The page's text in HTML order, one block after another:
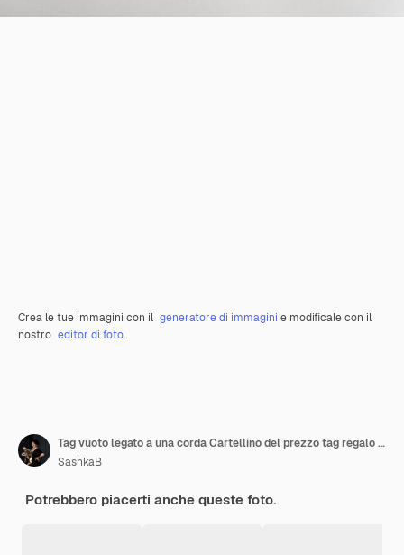
Crea le tue immagini con il generatore di immagini e modificale con il
nostro editor di foto.
Tag vuoto legato a una corda Cartellino del prezzo tag regalo cartolina vendita tag libro vista dall'alto
SashkaB
Potrebbero piacerti anche queste foto.